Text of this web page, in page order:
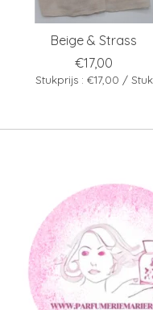
Beige & Strass
€17,00
Stukprijs : €17,00 / Stuk